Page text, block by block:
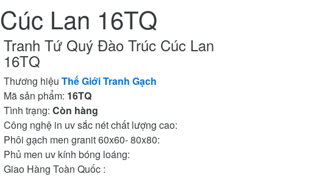
Lan 16TQ
Tranh Tứ Quý Đào Trúc Cúc Lan
16TQ
Thương hiệu Thế Giới Tranh Gạch
Mã sản phẩm: 16TQ
Tình trạng: Còn hàng
Công nghệ in uv sắc nét chất lượng cao:
Phôi gạch men granit 60x60- 80x80:
Phủ men uv kính bóng loáng:
Giao Hàng Toàn Quốc :